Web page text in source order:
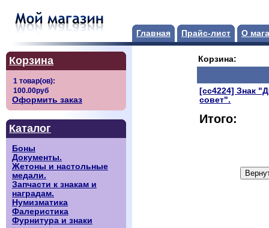
Главная Прайс-лист О
Корзина
Оформить заказ
Каталог
Боны
Документы.
Жетоны и настольные
медали.
Запчасти к знакам и
наградам.
Нумизматика
Фалеристика
Фурнитура и знаки
Корзина:
[сс4224] Знак
совет".
Итого: